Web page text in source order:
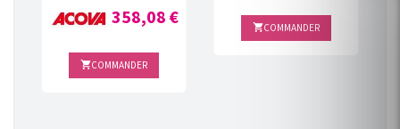
Prix
358,08 €
COMMANDER
COMMANDER